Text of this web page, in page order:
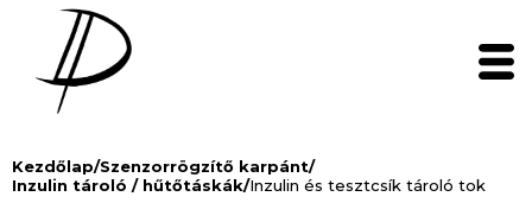
Kezdőlap/Szenzorrögzítő karpánt/
Inzulin tároló / hűtőtáskák/Inzulin és tesztcsík tároló tok